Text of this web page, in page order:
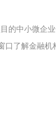
的中小微
口了解金融机